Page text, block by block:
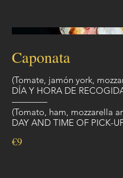
Caponata
(Tomate, jamón york,
DÍA Y HORA DE
————
(Tomato, ham, mozzarella
DAY AND TIME OF PICK-
€9